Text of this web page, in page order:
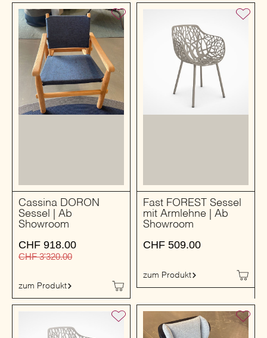
Cassina DORON
Sessel | Ab
Showroom
CHF 918.00
CHF3'320.00
zum Produkt
Fast FOREST Sessel
mit Armlehne | Ab
Showroom
CHF 509.00
zum Produkt